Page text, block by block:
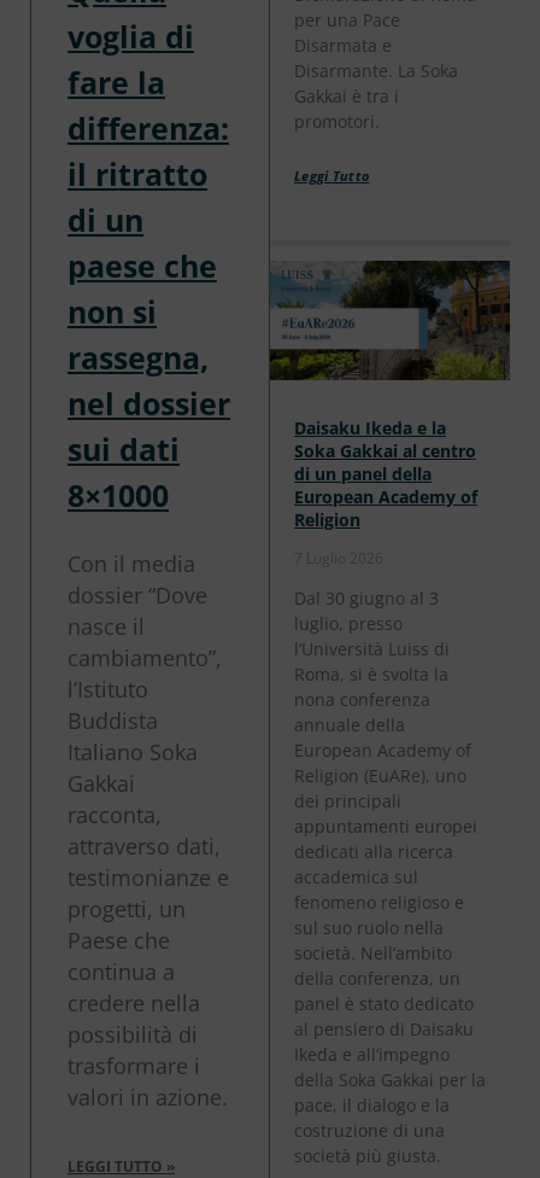
voglia di
fare la
differenza:
il ritratto
di un
paese che
non si
rassegna,
nel dossier
sui dati
8×1000
Con il media
dossier “Dove
nasce il
cambiamento”,
l’Istituto
Buddista
Italiano Soka
Gakkai
racconta,
attraverso dati,
testimonianze e
progetti, un
Paese che
continua a
credere nella
possibilità di
trasformare i
valori in azione.
LEGGI TUTTO »
per una Pace
Disarmata e
Disarmante. La Soka
Gakkai è tra i
promotori.
Leggi Tutto
Daisaku Ikeda e la
Soka Gakkai al centro
di un panel della
European Academy of
Religion
7 Luglio 2026
Dal 30 giugno al 3
luglio, presso
l’Università Luiss di
Roma, si è svolta la
nona conferenza
annuale della
European Academy of
Religion (EuARe), uno
dei principali
appuntamenti europei
dedicati alla ricerca
accademica sul
fenomeno religioso e
sul suo ruolo nella
società. Nell’ambito
della conferenza, un
panel è stato dedicato
al pensiero di Daisaku
Ikeda e all’impegno
della Soka Gakkai per la
pace, il dialogo e la
costruzione di una
società più giusta.